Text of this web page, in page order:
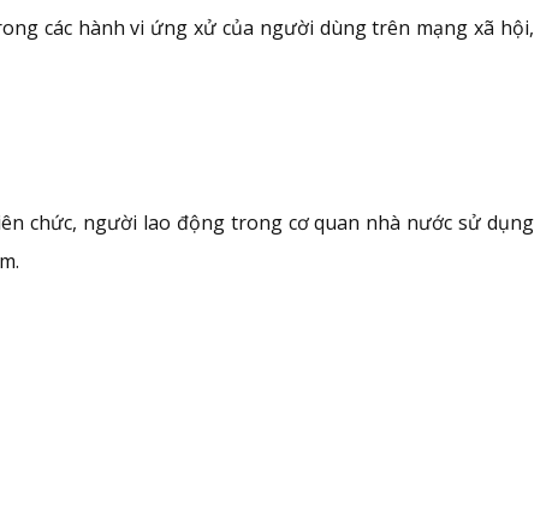
các hành vi ứng xử của người dùng trên mạng xã hội,
chức, người lao động trong cơ quan nhà nước sử dụng